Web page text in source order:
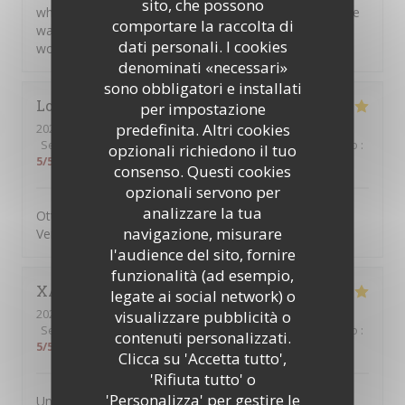
comportare la raccolta di
dati personali. I cookies
denominati «necessari»
sono obbligatori e installati
per impostazione
predefinita. Altri cookies
opzionali richiedono il tuo
consenso. Questi cookies
opzionali servono per
analizzare la tua
navigazione, misurare
l'audience del sito, fornire
funzionalità (ad esempio,
legate ai social network) o
visualizzare pubblicità o
contenuti personalizzati.
Clicca su 'Accetta tutto',
'Rifiuta tutto' o
'Personalizza' per gestire le
who only speaks german was able to talk to one of the
waitresses in german ;) 10/10 experience, definitely
would eat here again🫶
Lorai
2026-07-17
- 19:45 - Ospiti 2
Servizio
Atmosfera: 5/5 Cucina: 5 /5 Qualità / Prezzo :
5/5
Ottima pizza, personale attento, gentille e sorridente.
Vengo da anni e mai deluso
XAVIER
2026-07-10
- 13:00 - Ospiti 2
Servizio
Atmosfera : Cucina 5 Qualità / Prezzo :
5/5
Une terrasse dans une rue charmante, un personnel